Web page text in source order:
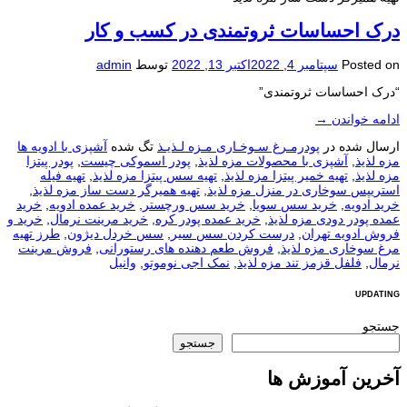
درک احساسات ثروتمندی در کسب و کار
Posted on سپتامبر 4, 2022 اکتبر 13, 2022 توسط admin
“درک احساسات ثروتمندی”
ادامه خواندن →
ارسال شده در پودرمـرغ سـوخـاری مـزه لـذیـذ تگ شده آشپزی با ادویه ها
مزه لذیذ, آشپزی با محصولات مزه لذیذ, پودر اسموکی چیست, پودر پیتزا
مزه لذیذ, تهیه خمیر پیتزا مزه لذیذ, تهیه سس پیتزا مزه لذیذ, تهیه فیله
استریپس سوخاری در منزل مزه لذیذ, تهیه همیرگر دست ساز مزه لذیذ,
خرید ادویه, خرید سس سویا, خرید سس ورچستر , خرید عمده ادویه, خرید
عمده پودر دودی مزه لذیذ, خرید عمده پودر کره, خرید مرینت نرمال, خرید و
فروش ادویه تهران, درست کردن سس سیر , سس خردل دیژون, طرز تهیه
مرغ سوخاری مزه لذیذ, فروش طعم دهنده های رستورانی, فروش مرینت
نرمال, فلفل قزمز تند مزه لذیذ, نمک اجی نوموتو, وانیل
UPDATING
جستجو
جستجو
آخرین آموزش ها